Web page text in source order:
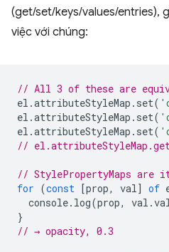
(get/set/keys/values/entries),
việc với chúng:
// All 3 of these are
el .attributeStyleMap . set(
el .attributeStyleMap . set(
el .attributeStyleMap . set(
//
// StylePropertyMaps are
for (const [prop, val] of
console. log(prop, val .
}
// → opacity, 0.3